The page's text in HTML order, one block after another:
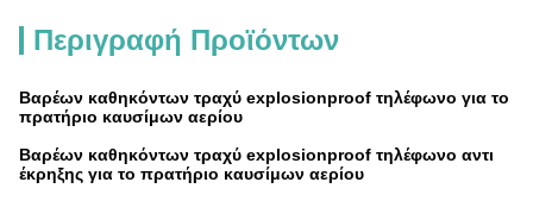
Περιγραφή Προϊόντων
Βαρέων καθηκόντων τραχύ explosionproof τηλέφωνο για το
πρατήριο καυσίμων αερίου
Βαρέων καθηκόντων τραχύ explosionproof τηλέφωνο αντι
έκρηξης για το πρατήριο καυσίμων αερίου